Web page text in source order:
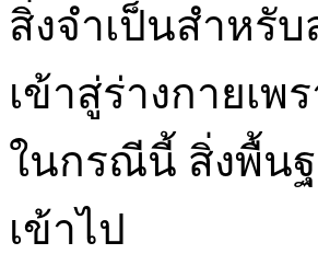
สิ่งจำเป็นสำหรั
เข้าสู่ร่างกายเ
ในกรณีนี้ สิ่งพื้น
เข้าไป